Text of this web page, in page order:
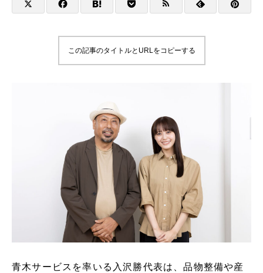
この記事のタイトルとURLをコピーする
青木サービスを率いる入沢勝代表は、品物整備や産